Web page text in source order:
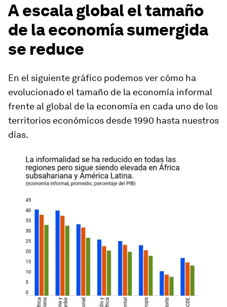
A escala global el tamaño
de la economía sumergida
se reduce
En el siguiente gráfico podemos ver cómo ha
evolucionado el tamaño de la economía informal
frente al global de la economía en cada uno de los
territorios económicos desde 1990 hasta nuestros
días.